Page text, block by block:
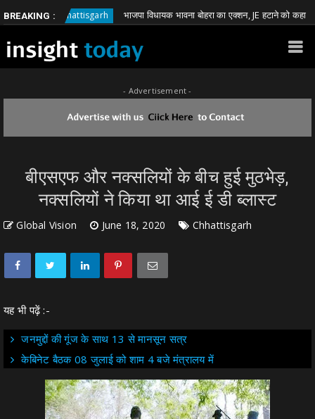
BREAKING :
Chhattisgarh भाजपा विधायक भावना बोहरा का एक्शन, JE हटाने को कहा
- Advertisement -
बीएसएफ और नक्सलियों के बीच हुई मुठभेड़,
नक्सलियों ने किया था आई ई डी ब्लास्ट
Global Vision June 18, 2020 Chhattisgarh
यह भी पढ़ें :-
जनमुद्दों की गूंज के साथ 13 से मानसून सत्र
केबिनेट बैठक 08 जुलाई को शाम 4 बजे मंत्रालय में